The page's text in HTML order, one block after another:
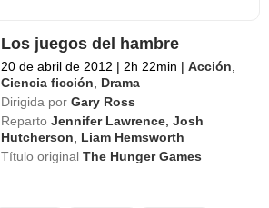
Los juegos del hambre
20 de abril de 2012 | 2h 22min | Acción
Ciencia ficción
Drama
Dirigida por Gary Ross
Reparto Jennifer Lawrence ,Josh
Hutcherson
Liam Hemsworth
Título originalThe Hunger Games